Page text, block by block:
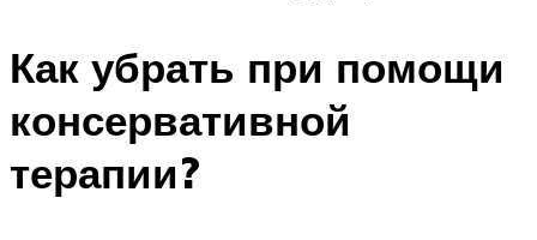
Как убрать при помощи
консервативной
терапии?